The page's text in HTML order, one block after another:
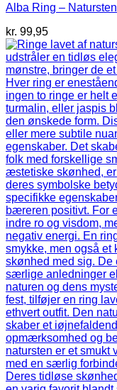
Alba Ring – Natursten
kr. 99,95